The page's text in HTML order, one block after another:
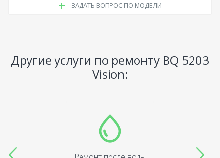
ЗАДАТЬ ВОПРОС ПО МОДЕЛИ
Другие услуги по ремонту BQ 5203
Vision: